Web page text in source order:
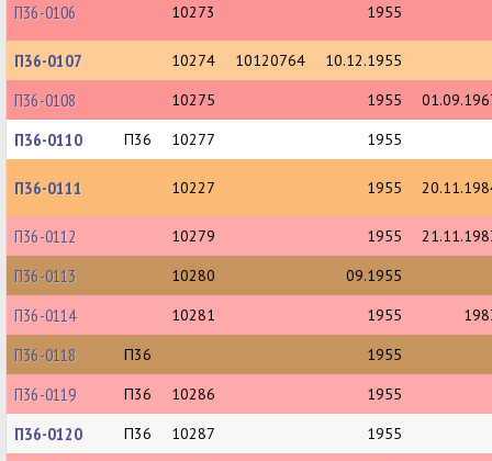
П36-0106 10273 1955
П36-0107 10274 10120764 10.12.1955
П36-0108 10275 1955
П36-0110 П36 10277 1955
П36-0111 10227 1955
П36-0112 10279 1955
П36-0113 10280 09.1955
П36-0114 10281 1955
П36-0118 П36 1955
П36-0119 П36 10286 1955
П36-0120 П36 10287 1955